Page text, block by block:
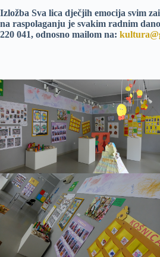
Izložba Sva lica dječjih emocija svim
na raspolaganju je svakim radnim
220 041, odnosno mailom na: